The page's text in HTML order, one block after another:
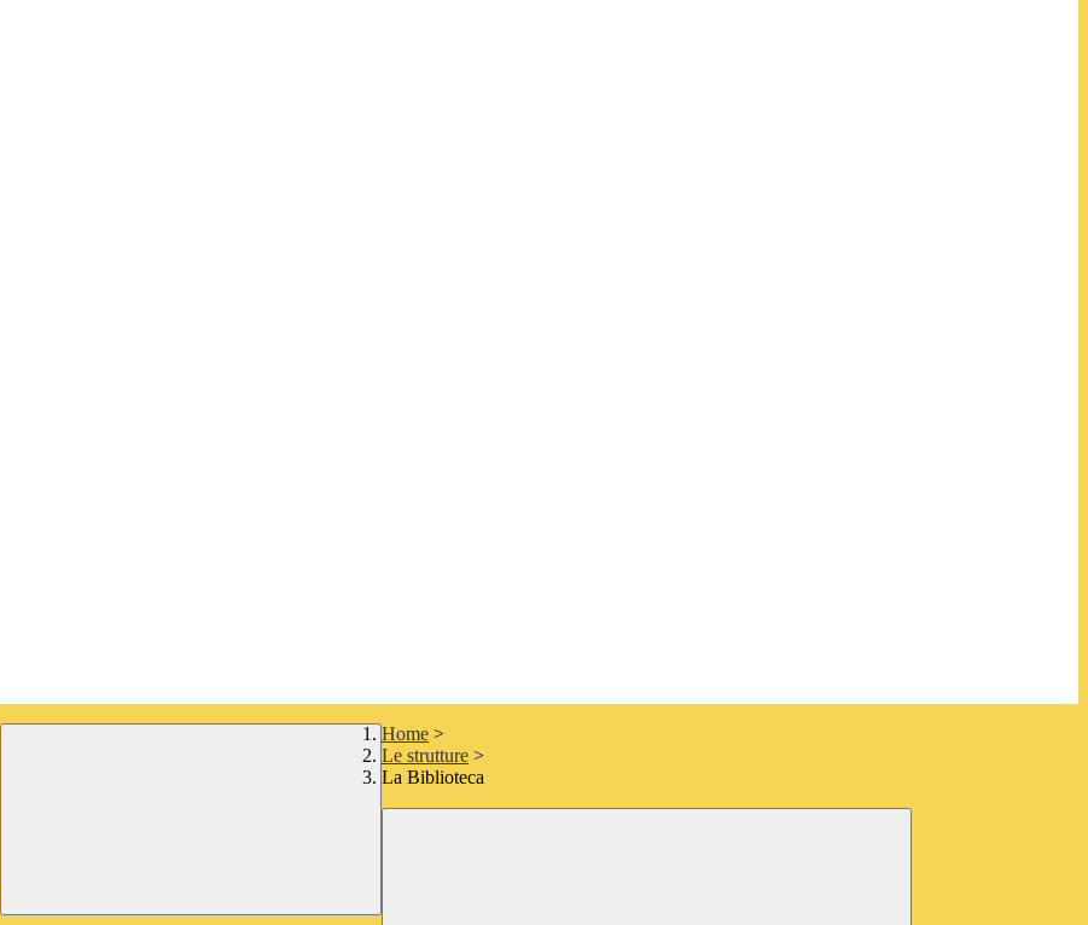
Home >
Le strutture >
La Biblioteca